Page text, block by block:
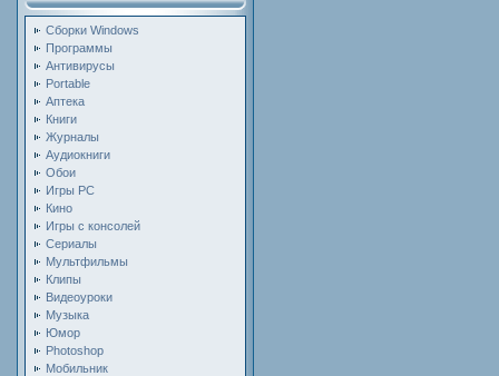
Сборки Windows
Программы
Антивирусы
Portable
Аптека
Книги
Журналы
Аудиокниги
Обои
Игры PC
Кино
Игры с консолей
Сериалы
Мультфильмы
Клипы
Видеоуроки
Музыка
Юмор
Photoshop
Мобильник